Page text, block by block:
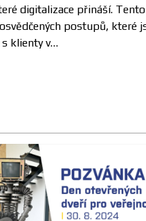
digitalizace přináší.
postupů, které
klienty v…